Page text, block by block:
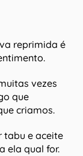
reprimida é
vezes
que
criamos.
tabu e aceite
ela qual for.